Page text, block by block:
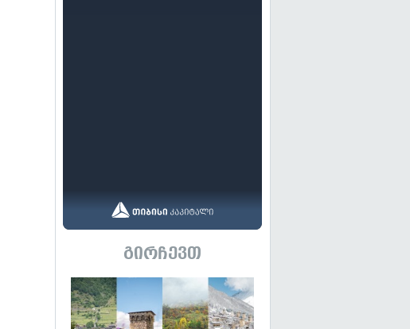
გირჩევთ